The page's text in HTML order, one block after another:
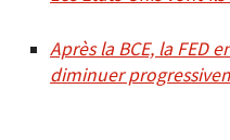
Après la BCE, la FED
diminuer